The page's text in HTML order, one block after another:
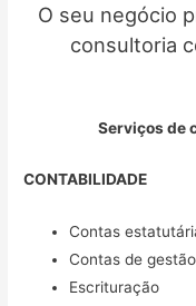
O seu negócio
consultoria
Serviços de
CONTABILIDADE
Contas
Contas de gestão
Escrituração